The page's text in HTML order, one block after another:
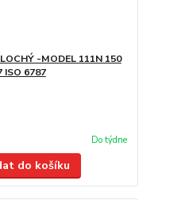
-MODEL 111N 150
ISO 6787
Do týdne
do košíku